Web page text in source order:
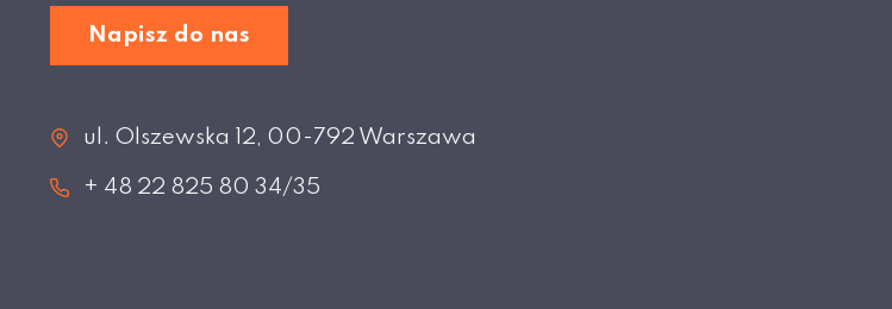
Napisz do nas
ul. Olszewska 12, 00-792 Warszawa
+ 48 22 825 80 34/35